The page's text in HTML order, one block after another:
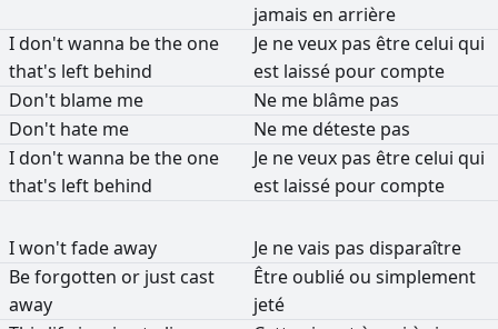
jamais en arrière
Idon'twanna bethe one
that's left behind
Je neveux pas être celui qui
est laissé pour compte
Don't blame me Ne me blâme pas
Don't hate me Ne medéteste pas
Idon'twanna bethe one
that's left behind
Je neveux pas être celui qui
est laissé pour compte
Iwon'tfadeaway Je nevais pas disparaître
Beforgotten or just cast
away
Être oublié ou simplement
jeté